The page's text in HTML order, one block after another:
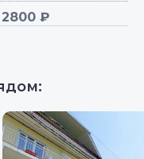
2800 ₽